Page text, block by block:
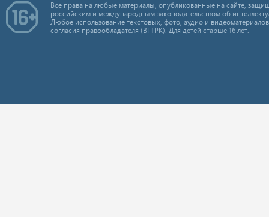
Все права на любые материалы, опубликованные на сайте,
российским и международным законодательством об
Любое использование текстовых, фото, аудио и
согласия правообладателя (ВГТРК). Для детей старше 16 лет.